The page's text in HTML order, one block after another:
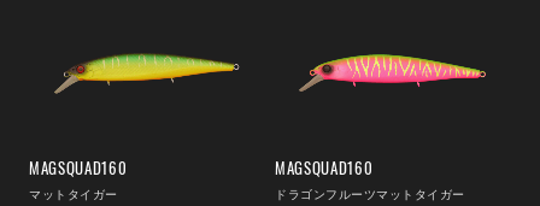
MAGSQUAD160
マットタイガー
MAGSQUAD160
ドラゴンフルーツマットタイガー